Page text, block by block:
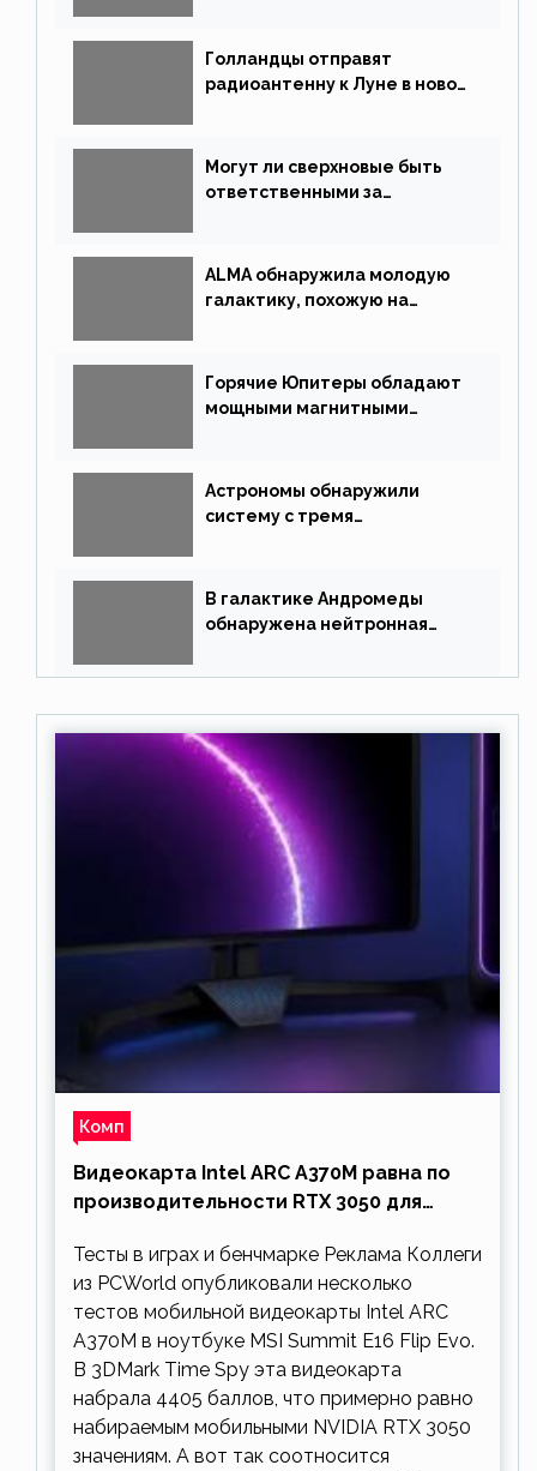
Голландцы отправят
радиоантенну к Луне в новой
Могут ли сверхновые быть
ответственными за
ALMA обнаружила молодую
галактику, похожую на
Горячие Юпитеры обладают
мощными магнитными
Астрономы обнаружили
систему с тремя
В галактике Андромеды
обнаружена нейтронная
Комп
Видеокарта Intel ARC A370M равна по
производительности RTX 3050 для
Тесты в играх и бенчмарке Реклама Коллеги
из PCWorld опубликовали несколько
тестов мобильной видеокарты Intel ARC
A370M в ноутбуке MSI Summit E16 Flip Evo.
В 3DMark Time Spy эта видеокарта
набрала 4405 баллов, что примерно равно
набираемым мобильными NVIDIA RTX 3050
значениям. А вот так соотносится